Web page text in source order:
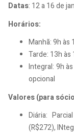
Datas: 12 a 16 de
Horários:
Manhã: 9h às
Tarde: 13h
Integral: 9h
opcional
Valores (para
Diária:
(R$272),